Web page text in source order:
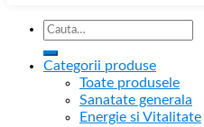
Categorii produse
Toate produsele
Sanatate generala
Energie si Vitalitate